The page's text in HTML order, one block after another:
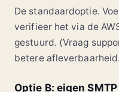
De standaardoptie.
verifieer het via de
gestuurd. (Vraag
betere
Optie B: eigen SMTP